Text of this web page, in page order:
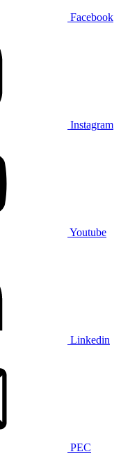
Facebook
Instagram
Youtube
Linkedin
PEC